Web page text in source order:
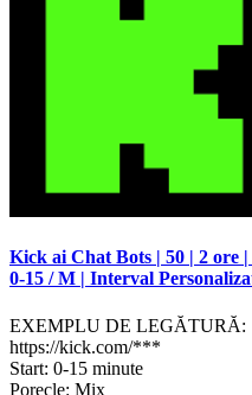
Kick ai Chat Bots | 50 | 2 ore
0-15 / M | Interval
EXEMPLU DE LEGĂTURĂ:
https://kick.com/***
Start: 0-15 minute
Porecle: Mix